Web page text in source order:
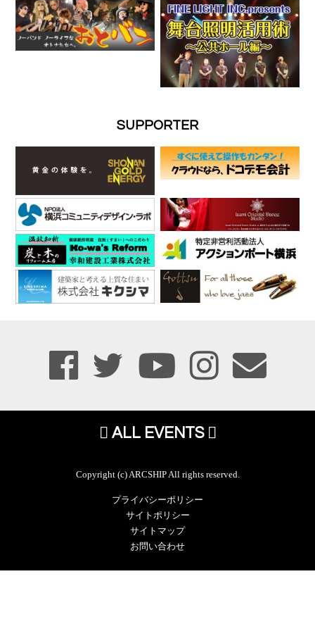
SUPPORTER
ALL EVENTS
Copyright (c) ARCSHIP All rights reserved.
プライバシーポリシー
サイトポリシー
サイトマップ
お問い合わせ